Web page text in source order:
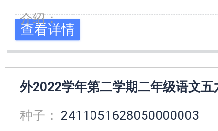
介绍：
查看详情
外2022学年第二学期二年级语文五
种子： 2411051628050000003